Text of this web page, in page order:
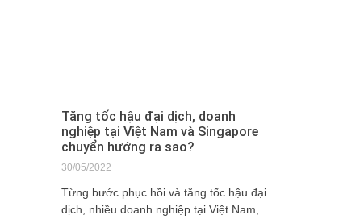
Tăng tốc hậu đại dịch, doanh
nghiệp tại Việt Nam và Singapore
chuyển hướng ra sao?
30/05/2022
Từng bước phục hồi và tăng tốc hậu đại
dịch, nhiều doanh nghiệp tại Việt Nam,